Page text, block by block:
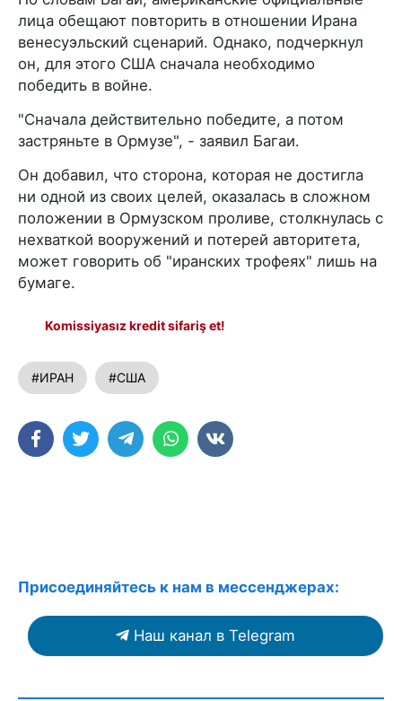
лица обещают повторить в отношении Ирана
венесуэльский сценарий. Однако, подчеркнул
он, для этого США сначала необходимо
победить в войне.
"Сначала действительно победите, а потом
застряньте в Ормузе", - заявил Багаи.
Он добавил, что сторона, которая не достигла
ни одной из своих целей, оказалась в сложном
положении в Ормузском проливе, столкнулась с
нехваткой вооружений и потерей авторитета,
может говорить об "иранских трофеях" лишь на
бумаге.
Komissiyasız kredit sifariş et!
#ИРАН #США
Присоединяйтесь к нам в мессенджерах:
Наш канал в Telegram